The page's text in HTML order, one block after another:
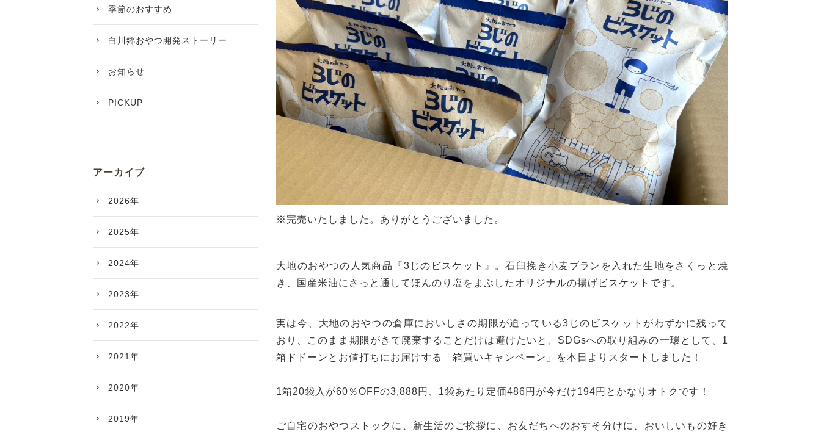
※完売いたしました。ありがとうございました。
大地のおやつの人気商品『3 じのビスケット』。石臼挽き小麦ブランを入れた生地をさくっと焼
き、国産米油にさっと通してほんのり塩をまぶしたオリジナルの揚げビスケットです。
実は今、大地のおやつの倉庫においしさの期限が迫っている3 じのビスケットがわずかに残って
おり、このまま期限がきて廃棄することだけは避けたいと、 SDGsへの取り組みの一環として、 1
箱ドドーンとお値打ちにお届けする「箱買いキャンペーン」を本日よりスタートしました！
1箱20袋入が60 ％OFFの3,888円、 1袋あたり定価486円が今だけ194円とかなりオトクです！
ご自宅のおやつストックに、新生活のご挨拶に、お友だちへのおすそ分けに、おいしいもの好き
季節のおすすめ
白川郷おやつ開発ストーリー
お知らせ
PICKUP
アーカイブ
2026年
2025年
2024年
2023年
2022年
2021年
2020年
2019年